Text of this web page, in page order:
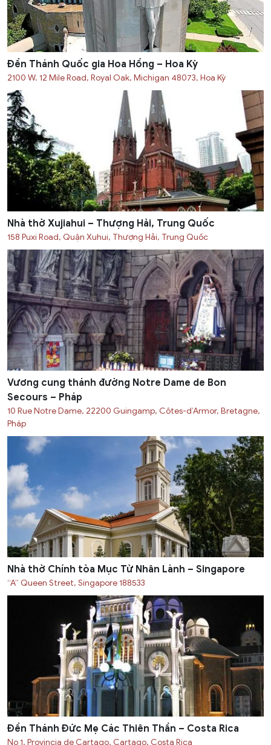
Đền Thánh Quốc gia Hoa Hồng – Hoa Kỳ
2100 W. 12 Mile Road, Royal Oak, Michigan 48073, Hoa Kỳ
Nhà thờ Xujiahui – Thượng Hải, Trung Quốc
158 Puxi Road, Quận Xuhui, Thượng Hải, Trung Quốc
Vương cung thánh đường Notre Dame de Bon
Secours – Pháp
10 Rue Notre Dame, 22200 Guingamp, Côtes-d’Armor, Bretagne,
Pháp
Nhà thờ Chính tòa Mục Tử Nhân Lành – Singapore
“A” Queen Street, Singapore 188533
Đền Thánh Đức Mẹ Các Thiên Thần – Costa Rica
No 1, Provincia de Cartago, Cartago, Costa Rica